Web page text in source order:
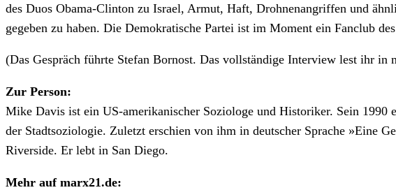
des Duos Obama-Clinton zu Israel, Armut, Haft, Drohnenangriffen und
gegeben zu haben. Die Demokratische Partei ist im Moment ein Fanclub
(Das Gespräch führte Stefan Bornost. Das vollständige Interview lest ihr in
Zur Person:
Mike Davis ist ein US-amerikanischer Soziologe und Historiker. Sein
der Stadtsoziologie. Zuletzt erschien von ihm in deutscher Sprache »Eine
Riverside. Er lebt in San Diego.
Mehr auf marx21.de: